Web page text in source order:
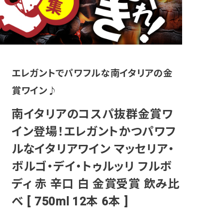
その他
エレガントでパワフルな南イタリアの金
賞ワイン♪
南イタリアのコスパ抜群金賞ワ
イン登場！エレガントかつパワフ
ルなイタリアワイン マッセリア・
ボルゴ・デイ・トゥルッリ フルボ
ディ 赤 辛口 白 金賞受賞 飲み比
べ [ 750ml 12本 6本 ]